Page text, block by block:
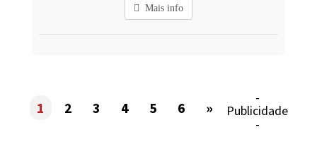
Mais info
1 2 3 4 5 6 »
-
Publicidade
-